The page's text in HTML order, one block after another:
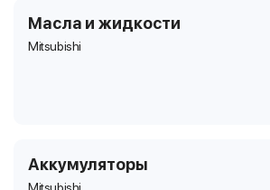
Масла и жидкости
Mitsubishi
Аккумуляторы